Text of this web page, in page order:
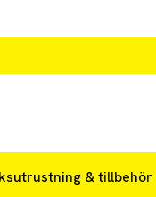
& tillbehör